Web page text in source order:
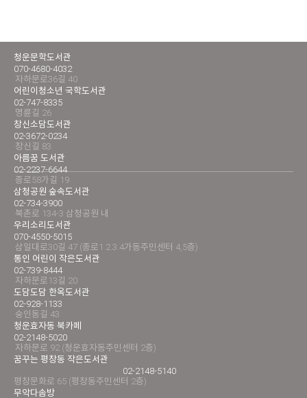
청운문학도서관
070-4680-4032
자하문로36길 40
어린이청소년 국학도서관
02-747-8335
명륜길 26
창신소담도서관
02-3672-0234
창신길 83
아름꿈 도서관
02-2237-6644
종로58가길 19
삼청공원 숲속도서관
02-734-3900
북촌로 134-3 삼청공원 내
우리소리도서관
070-4550-5015
삼일대로30길 47 (종로1.2.3.4가동주민센터 4,5층)
통인 어린이 작은도서관
02-739-8444
자하문로13길 20
도담도담 한옥도서관
02-928-1133
숭인동길 43
청운효자동 북카페
02-2148-5020
자하문로 92 (청운효자동주민센터 2층)
꿈꾸는 평창동 작은도서관
02-2148-5140
평창문화로 65 (평창동주민센터 2층)
무악다솜방